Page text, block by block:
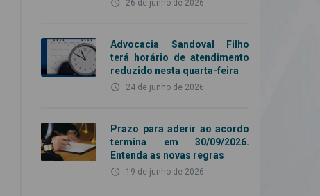
access_time 26 de junho de 2026
Advocacia Sandoval Filho
terá horário de atendimento
reduzido nesta quarta-feira
access_time 24 de junho de 2026
Prazo para aderir ao acordo
termina em 30/09/2026.
Entenda as novas regras
access_time 19 de junho de 2026